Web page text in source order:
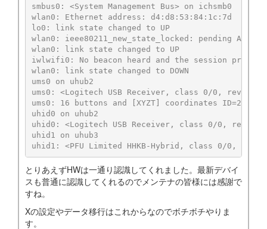
とりあえずHWは一通り認識してくれました。最新デバイ
スも普通に認識してくれるのでメンテナの皆様には感謝で
すね。
Xの設定やデータ移行はこれからなのでボチボチやりま
す。